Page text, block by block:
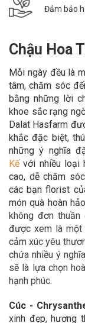
Đảm bảo
Chậu Hoa
Mỗi ngày đều là
tâm, chăm sóc
bằng những lời
khoe sắc rạng
Dalat Hasfarm
khắc đặc biệt,
những ý nghĩa
Kếvới nhiều loại
cao, dễ chăm
các bạn florist
món quà hoàn hảo
không đơn
được xem là một
cảm xúc yêu
chứa nhiều ý
sẽ là lựa chọn
hạnh phúc.
Cúc -
xinh đẹp, hương